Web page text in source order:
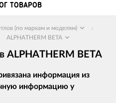
ТОВАРОВ
(по маркам и моделям)
ALPHATHERM BETA
ALPHATHERM BETA
информация из
информацию у